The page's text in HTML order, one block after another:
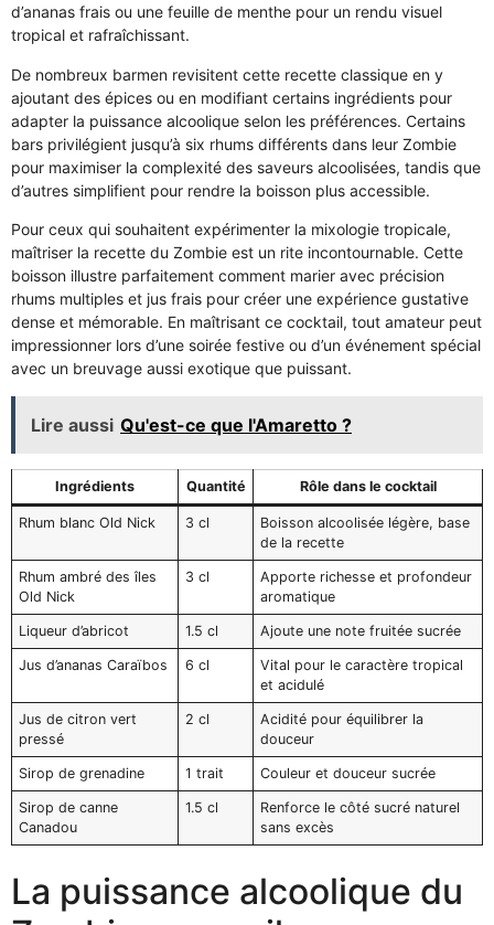
d’ananas frais ou une feuille de menthe pour un rendu visuel
tropical et rafraîchissant.
De nombreux barmen revisitent cette recette classique en y
ajoutant des épices ou en modifiant certains ingrédients pour
adapter la puissance alcoolique selon les préférences. Certains
bars privilégient jusqu’à six rhums différents dans leur Zombie
pour maximiser la complexité des saveurs alcoolisées, tandis que
d’autres simplifient pour rendre la boisson plus accessible.
Pour ceux qui souhaitent expérimenter la mixologie tropicale,
maîtriser la recette du Zombie est un rite incontournable. Cette
boisson illustre parfaitement comment marier avec précision
rhums multiples et jus frais pour créer une expérience gustative
dense et mémorable. En maîtrisant ce cocktail, tout amateur peut
impressionner lors d’une soirée festive ou d’un événement spécial
avec un breuvage aussi exotique que puissant.
Lire aussi Qu'est-ce que l'Amaretto ?
Ingrédients Quantité Rôle dans le cocktail
Rhum blanc Old Nick 3 cl
Boisson alcoolisée légère, base
de la recette
Rhum ambré des îles
Old Nick
3 cl
Apporte richesse et profondeur
aromatique
Liqueur d’abricot 1.5 cl Ajoute une note fruitée sucrée
Jus d’ananas Caraïbos 6 cl
Vital pour le caractère tropical
et acidulé
Jus de citron vert
pressé
2 cl
Acidité pour équilibrer la
douceur
Sirop de grenadine 1 trait Couleur et douceur sucrée
Sirop de canne
Canadou
1.5 cl
Renforce le côté sucré naturel
sans excès
La puissance alcoolique du